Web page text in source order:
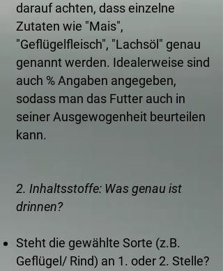
darauf achten, dass einzelne
Zutaten wie "Mais",
"Geflügelfleisch", "Lachsöl" genau
genannt werden. Idealerweise sind
auch % Angaben angegeben,
sodass man das Futter auch in
seiner Ausgewogenheit beurteilen
kann.
2. Inhaltsstoffe: Was genau ist
drinnen?
Steht die gewählte Sorte (z.B.
Geflügel/ Rind) an 1. oder 2. Stelle?